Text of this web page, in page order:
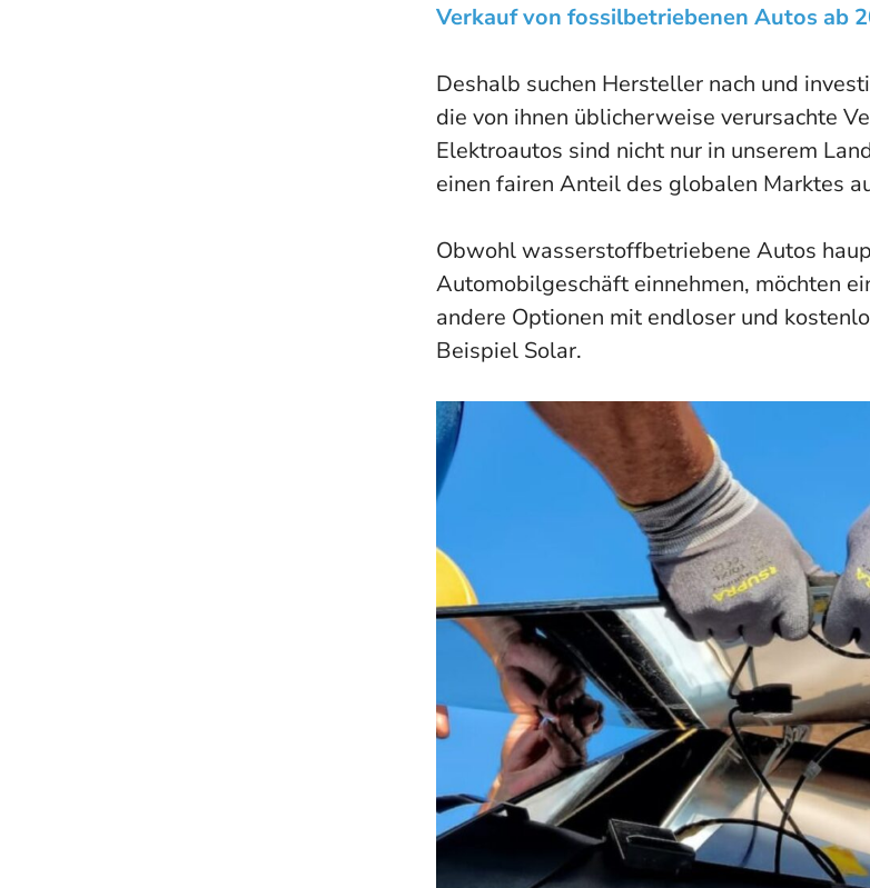
Verkauf von fossilbetriebenen Autos ab
Deshalb suchen Hersteller nach und
die von ihnen üblicherweise verursachte
Elektroautos sind nicht nur in unserem
einen fairen Anteil des globalen Marktes
Obwohl wasserstoffbetriebene Autos
Automobilgeschäft einnehmen, möchten
andere Optionen mit endloser und
Beispiel Solar.